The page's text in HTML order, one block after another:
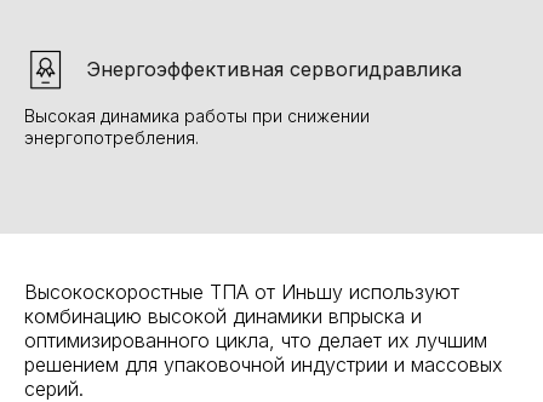
Энергоэффективная сервогидравлика
Высокая динамика работы при снижении
энергопотребления.
Высокоскоростные ТПА от Иньшу используют
комбинацию высокой динамики впрыска и
оптимизированного цикла, что делает их лучшим
решением для упаковочной индустрии и массовых
серий.